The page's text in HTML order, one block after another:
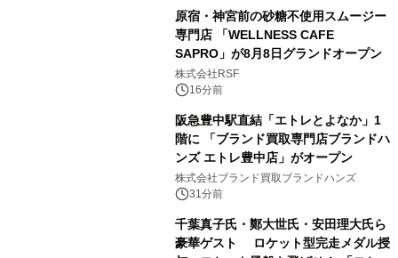
原宿・神宮前の砂糖不使用スムージー
専門店 「WELLNESS CAFE
SAPRO」が8月8日グランドオープン
株式会社RSF
16分前
阪急豊中駅直結「エトレとよなか」1
階に 「ブランド買取専門店ブランドハ
ンズ エトレ豊中店」がオープン
株式会社ブランド買取ブランドハンズ
31分前
千葉真子氏・鄭大世氏・安田理大氏ら
豪華ゲスト ロケット型完走メダル授